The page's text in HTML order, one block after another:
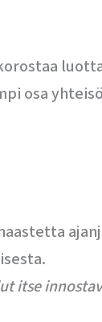
osa
itse